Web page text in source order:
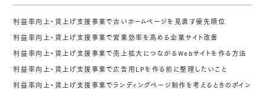
利益率向上・賃上げ支援事業で古いホームページを見直す優先順位
利益率向上・賃上げ支援事業で営業効率を高める企業サイト改善
利益率向上・賃上げ支援事業で売上拡大につながるWebサイトを作る方法
利益率向上・賃上げ支援事業で広告用LPを作る前に整理したいこと
利益率向上・賃上げ支援事業でランディングページ制作を考えるときのポイン